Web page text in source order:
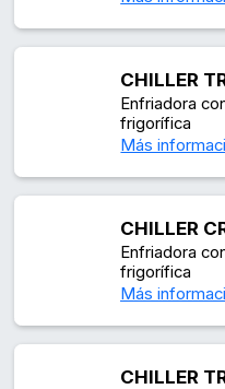
CHILLER
Enfriadora
frigorífica
Más
CHILLER
Enfriadora
frigorífica
Más
CHILLER